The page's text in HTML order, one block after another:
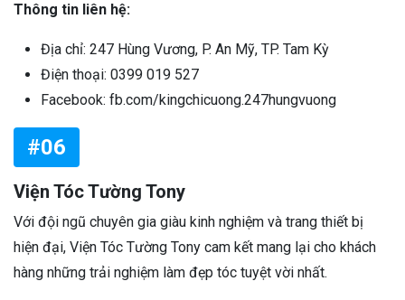
Thông tin liên hệ:
Địa chỉ: 247 Hùng Vương, P. An Mỹ, TP. Tam Kỳ
Điện thoại: 0399 019 527
Facebook: fb.com/kingchicuong.247hungvuong
#06
Viện Tóc Tường Tony
Với đội ngũ chuyên gia giàu kinh nghiệm và trang thiết bị
hiện đại, Viện Tóc Tường Tony cam kết mang lại cho khách
hàng những trải nghiệm làm đẹp tóc tuyệt vời nhất.